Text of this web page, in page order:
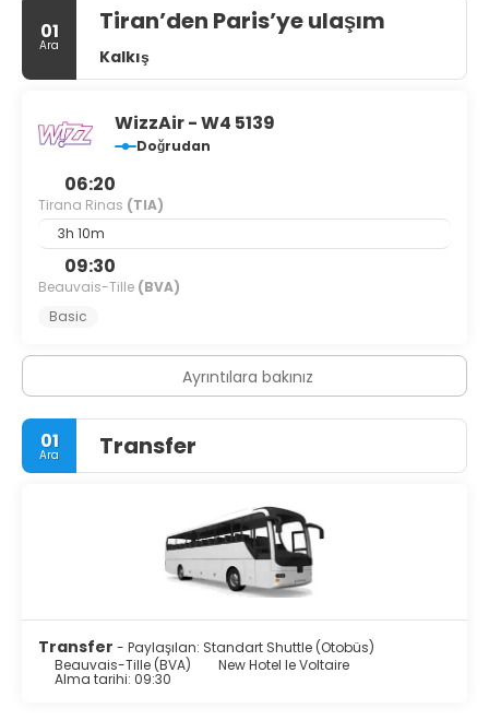
01
Ara
Tiran’den Paris’ye ulaşım
Kalkış
WizzAir - W4 5139
Doğrudan
06:20
Tirana Rinas (TIA)
3h 10m
09:30
Beauvais-Tille (BVA)
Basic
Ayrıntılara bakınız
01
Ara Transfer
Transfer - Paylaşılan: Standart Shuttle (Otobüs)
Beauvais-Tille (BVA)
New Hotel le Voltaire
Alma tarihi: 09:30